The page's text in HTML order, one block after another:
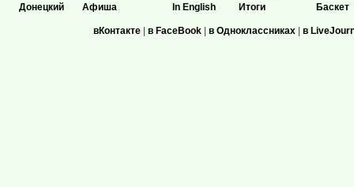
Донецкий
Афиша
In English
Итоги
Баскет
вКонтакте | в FaceBook | в Одноклассниках | в